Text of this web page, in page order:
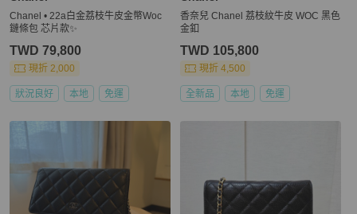
Chanel • 22a白金荔枝牛皮金幣Woc
鏈條包 芯片款✨
TWD 79,800
現折 2,000
狀況良好 本地 免運
香奈兒 Chanel 荔枝紋牛皮 WOC 黑色
金釦
TWD 105,800
現折 4,500
全新品 本地 免運